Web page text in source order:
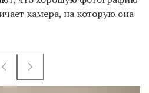
камера, на которую она